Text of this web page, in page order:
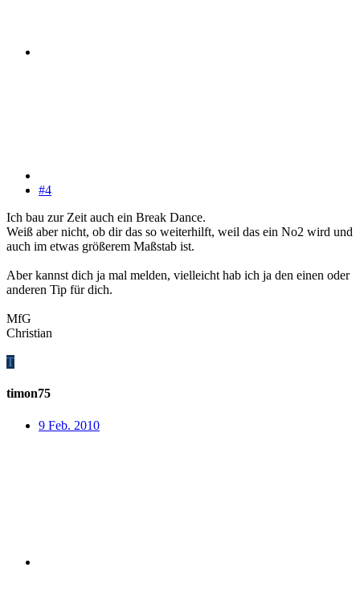
#4
Ich bau zur Zeit auch ein Break Dance.
Weiß aber nicht, ob dir das so weiterhilft, weil das ein No2 wird und
auch im etwas größerem Maßstab ist.
Aber kannst dich ja mal melden, vielleicht hab ich ja den einen oder
anderen Tip für dich.
MfG
Christian
T
timon75
9 Feb. 2010